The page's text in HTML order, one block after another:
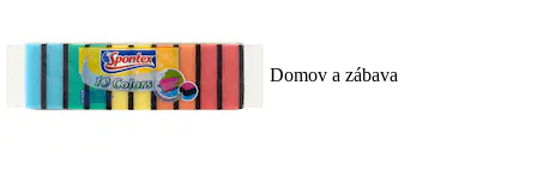
Domov a zábava